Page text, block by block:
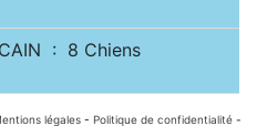
: 8 Chiens
légales - Politique de confidentialité -